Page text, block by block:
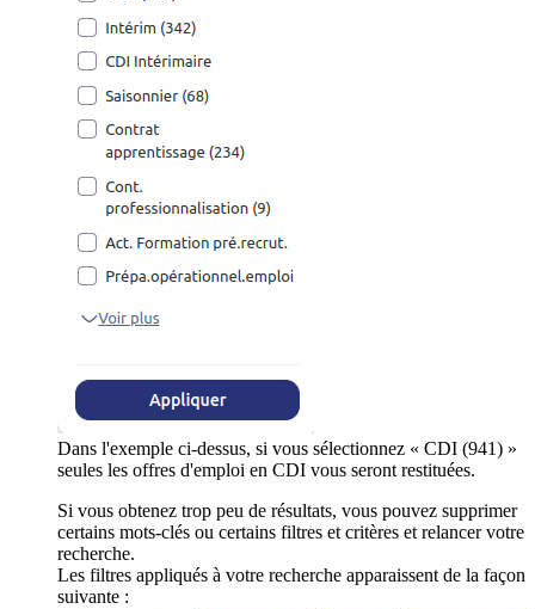
Dans l'exemple ci-dessus, si vous sélectionnez « CDI (941) »
seules les offres d'emploi en CDI vous seront restituées.
Si vous obtenez trop peu de résultats, vous pouvez supprimer
certains mots-clés ou certains filtres et critères et relancer votre
recherche.
Les filtres appliqués à votre recherche apparaissent de la façon
suivante :